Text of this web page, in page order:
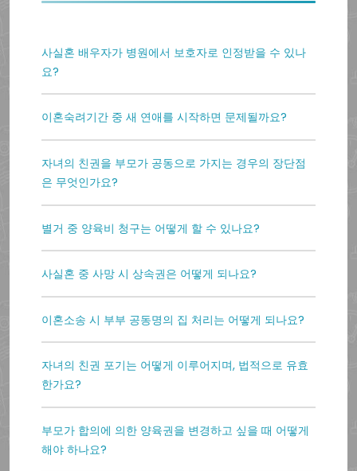
사실혼 배우자가 병원에서 보호자로 인정받을 수 있나
요?
이혼숙려기간 중 새 연애를 시작하면 문제될까요?
자녀의 친권을 부모가 공동으로 가지는 경우의 장단점
은 무엇인가요?
별거 중 양육비 청구는 어떻게 할 수 있나요?
사실혼 중 사망 시 상속권은 어떻게 되나요?
이혼소송 시 부부 공동명의 집 처리는 어떻게 되나요?
자녀의 친권 포기는 어떻게 이루어지며, 법적으로 유효
한가요?
부모가 합의에 의한 양육권을 변경하고 싶을 때 어떻게
해야 하나요?